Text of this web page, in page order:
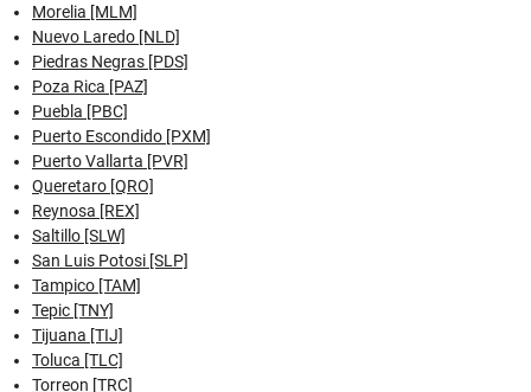
Morelia [MLM]
Nuevo Laredo [NLD]
Piedras Negras [PDS]
Poza Rica [PAZ]
Puebla [PBC]
Puerto Escondido [PXM]
Puerto Vallarta [PVR]
Queretaro [QRO]
Reynosa [REX]
Saltillo [SLW]
San Luis Potosi [SLP]
Tampico [TAM]
Tepic [TNY]
Tijuana [TIJ]
Toluca [TLC]
Torreon [TRC]